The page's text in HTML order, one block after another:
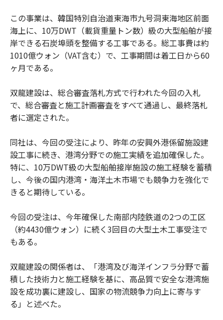
この事業は、韓国特別自治道東海市九号洞東海地区前面
海上に、10万DWT（載貨重量トン数）級の大型船舶が接
岸できる石炭埠頭を整備する工事である。総工事費は約
1010億ウォン（VAT含む）で、工事期間は着工日から60
ヶ月である。
双龍建設は、総合審査落札方式で行われた今回の入札
で、総合審査と施工計画審査をすべて通過し、最終落札
者に選定された。
同社は、今回の受注により、昨年の安興外港係留施設建
設工事に続き、港湾分野での施工実績を追加確保した。
特に、10万DWT級の大型船舶接岸施設の施工経験を蓄積
し、今後の国内港湾・海洋土木市場でも競争力を強化で
きると期待している。
今回の受注は、今年確保した南部内陸鉄道の2つの工区
（約4430億ウォン）に続く3回目の大型土木工事受注で
もある。
双龍建設の関係者は、「港湾及び海洋インフラ分野で蓄
積した技術力と施工経験を基に、高品質で安全な港湾施
設を成功裏に建設し、国家の物流競争力向上に寄与す
る」と述べた。